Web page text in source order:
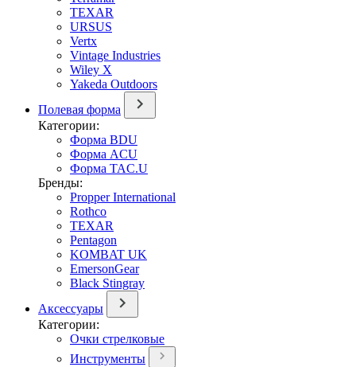
TEXAR
URSUS
Vertx
Vintage Industries
Wiley X
Yakeda Outdoors
Полевая форма
Категории:
Форма BDU
Форма ACU
Форма TAC.U
Бренды:
Propper International
Rothco
TEXAR
Pentagon
KOMBAT UK
EmersonGear
Black Stingray
Аксессуары
Категории:
Очки стрелковые
Инструменты